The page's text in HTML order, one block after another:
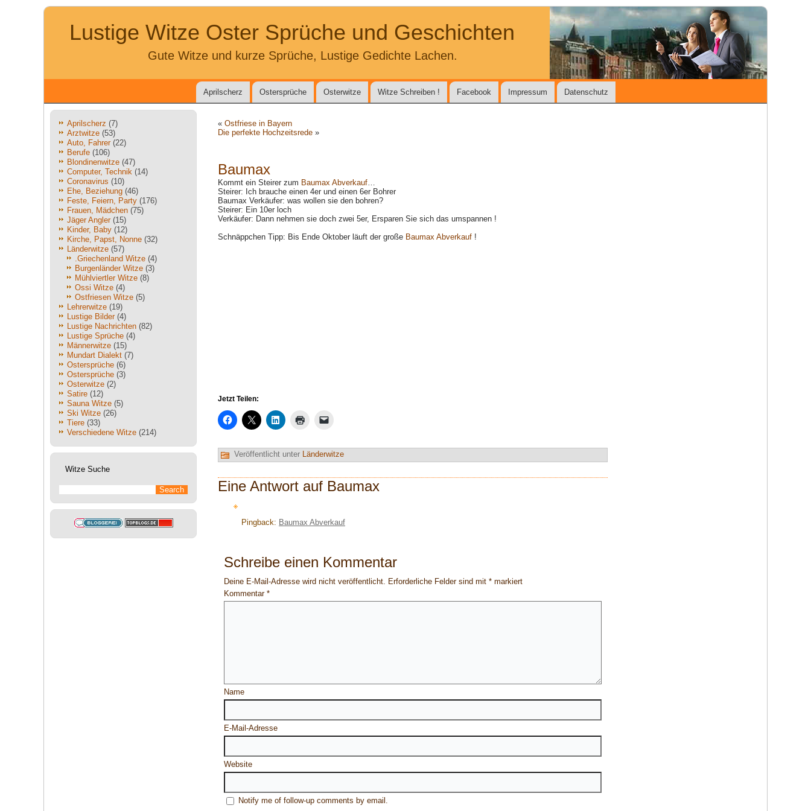
Lustige Witze Oster Sprüche und Geschichten
Gute Witze und kurze Sprüche, Lustige Gedichte Lachen.
Aprilscherz Ostersprüche Osterwitze Witze Schreiben ! Facebook Impressum Datenschutz
Aprilscherz (7)
Arztwitze (53)
Auto, Fahrer(22)
Berufe (106)
Blondinenwitze (47)
Computer, Technik (14)
Coronavirus (10)
Ehe, Beziehung (46)
Feste, Feiern, Party (176)
Frauen, Mädchen (75)
Jäger Angler(15)
Kinder, Baby (12)
Kirche, Papst, Nonne (32)
Länderwitze (57)
.Griechenland Witze (4)
Burgenländer Witze (3)
Mühlviertler Witze (8)
Ossi Witze (4)
Ostfriesen Witze (5)
Lehrerwitze (19)
Lustige Bilder(4)
Lustige Nachrichten (82)
Lustige Sprüche (4)
Männerwitze (15)
Mundart Dialekt (7)
Ostersprüche (6)
Ostersprüche (3)
Osterwitze (2)
Satire (12)
Sauna Witze (5)
Ski Witze (26)
Tiere (33)
Verschiedene Witze (214)
Witze Suche
« Ostfriese in Bayern
Die perfekte Hochzeitsrede »
Baumax
Kommt ein Steirer zum Baumax Abverkauf…
Steirer: Ich brauche einen 4er und einen 6er Bohrer
Baumax Verkäufer: was wollen sie den bohren?
Steirer: Ein 10er loch
Verkäufer: Dann nehmen sie doch zwei 5er, Ersparen Sie sich das umspannen !
Schnäppchen Tipp: Bis Ende Oktober läuft der große Baumax Abverkauf !
Jetzt Teilen:
Veröffentlicht unter Länderwitze
Eine Antwort auf Baumax
Pingback: Baumax Abverkauf
Schreibe einen Kommentar
Deine E-Mail-Adresse wird nicht veröffentlicht. Erforderliche Felder sind mit * markiert
Kommentar *
Name
E-Mail-Adresse
Website
Notify me of follow-up comments by email.